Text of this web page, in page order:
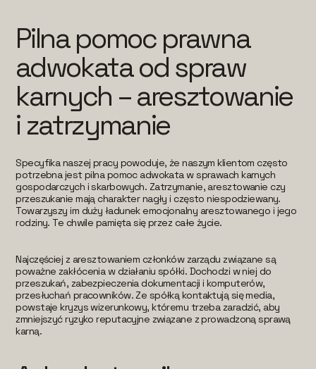
Pilna pomoc prawna
adwokata od spraw
karnych – aresztowanie
i zatrzymanie
Specyfika naszej pracy powoduje, że naszym klientom często
potrzebna jest pilna pomoc adwokata w sprawach karnych
gospodarczych i skarbowych. Zatrzymanie, aresztowanie czy
przeszukanie mają charakter nagły i często niespodziewany.
Towarzyszy im duży ładunek emocjonalny aresztowanego i jego
rodziny. Te chwile pamięta się przez całe życie.
Najczęściej z aresztowaniem członków zarządu związane są
poważne zakłócenia w działaniu spółki. Dochodzi w niej do
przeszukań, zabezpieczenia dokumentacji i komputerów,
przesłuchań pracowników. Ze spółką kontaktują się media,
powstaje kryzys wizerunkowy, któremu trzeba zaradzić, aby
zmniejszyć ryzyko reputacyjne związane z prowadzoną sprawą
karną.